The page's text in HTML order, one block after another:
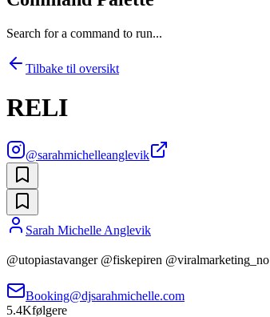
Search for a command to run...
Tilbake til oversikt
RELI
@sarahmichelleanglevik
Sarah Michelle Anglevik
@utopiastavanger @fiskepiren
Booking@djsarahmichelle.com
5.4Kfølgere